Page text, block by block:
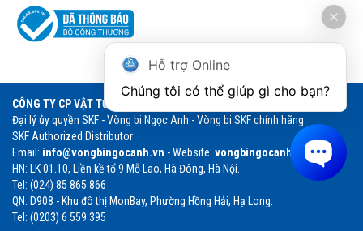
CÔNG TY CP VẬT TƯ THƯƠNG MẠI NGỌC ANH
Đại lý ủy quyền SKF - Vòng bi Ngọc Anh - Vòng bi SKF chính hãng
SKF Authorized Distributor
Email: info@vongbingocanh.vn - Website: vongbingocanh.vn
HN: LK 01.10, Liền kề tổ 9 Mỗ Lao, Hà Đông, Hà Nội.
Tel: (024) 85 865 866
QN: D908 - Khu đô thị MonBay, Phường Hồng Hải, Hạ Long.
Tel: (0203) 6 559 395
Hỗ trợ Online
Chúng tôi có thể giúp gì cho bạn?